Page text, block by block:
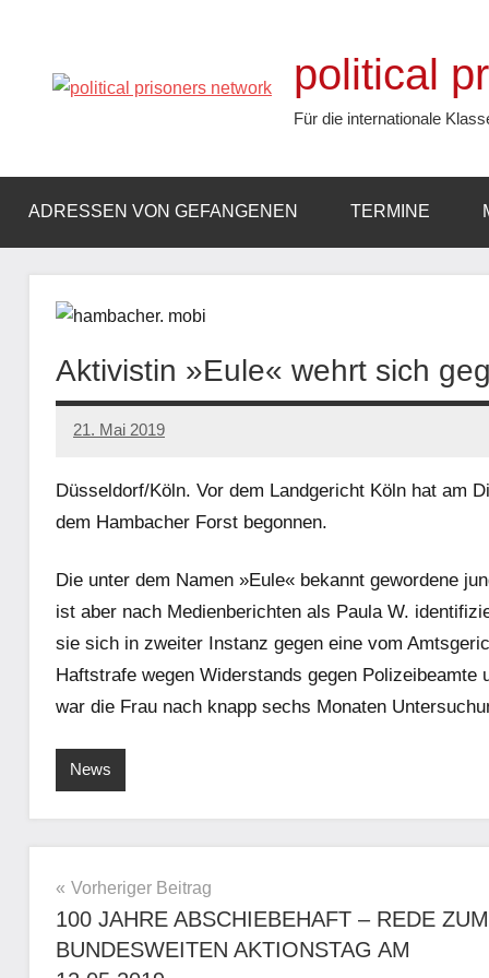
springen
political
Für die internationale
ADRESSEN VON GEFANGENEN TERMINE
Aktivistin »Eule« wehrt sich
21. Mai 2019
admin
Düsseldorf/Köln. Vor dem Landgericht Köln hat am
dem Hambacher Forst begonnen.
Die unter dem Namen »Eule« bekannt gewordene
ist aber nach Medienberichten als Paula W.
sie sich in zweiter Instanz gegen eine vom
Haftstrafe wegen Widerstands gegen
war die Frau nach knapp sechs Monaten
News
Beitragsnavigation
Vorheriger Beitrag
100 JAHRE ABSCHIEBEHAFT – REDE ZUM
BUNDESWEITEN AKTIONSTAG AM